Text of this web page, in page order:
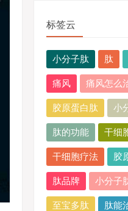
标签云
小分子肽 肽
痛风 痛风怎么
胶原蛋白肽 小
肽的功能 干细
干细胞疗法 胶
肽品牌 小分子
至宝多肽 肽能